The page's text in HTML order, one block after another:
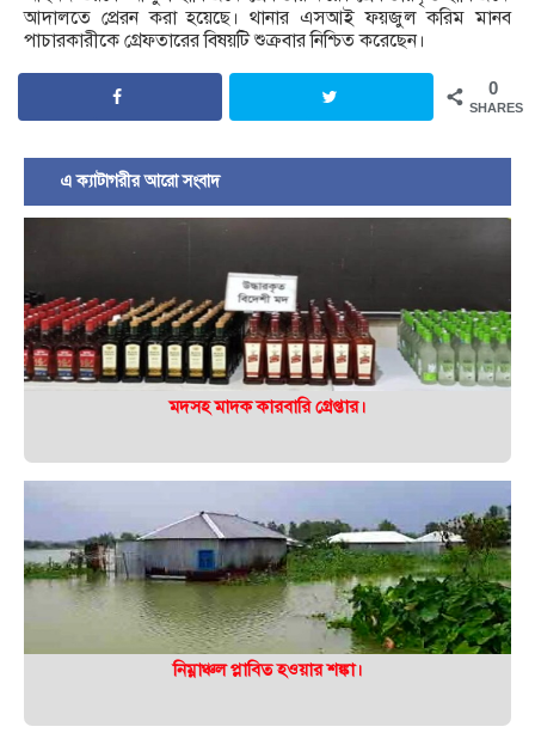
আদালতে প্রেরন করা হয়েছে। থানার এসআই ফয়জুল করিম মানব
পাচারকারীকে গ্রেফতারের বিষয়টি শুক্রবার নিশ্চিত করেছেন।
0
SHARES
এ ক্যাটাগরীর আরো সংবাদ
মদসহ মাদক কারবারি গ্রেপ্তার।
নিম্নাঞ্চল প্লাবিত হওয়ার শঙ্কা।